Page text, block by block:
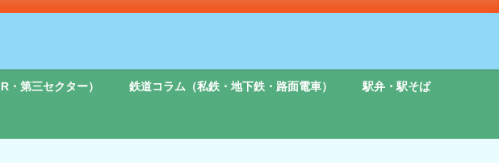
・第三セクター） 鉄道コラム（私鉄・地下鉄・路面電車） 駅弁・駅そば